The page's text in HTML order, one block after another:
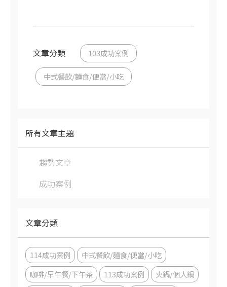
文章分類 103成功案例
中式餐飲/麵食/便當/小吃
所有文章主題
趨勢文章
成功案例
文章分類
114成功案例
中式餐飲/麵食/便當/小吃
咖啡/早午餐/下午茶
113成功案例
火鍋/個人鍋